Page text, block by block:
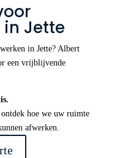
Jette
in Jette? Albert
een vrijblijvende
hoe we uw ruimte
afwerken.